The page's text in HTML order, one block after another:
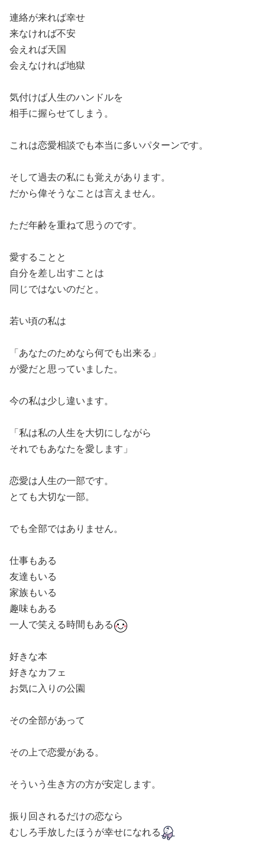
連絡が来れば幸せ
来なければ不安
会えれば天国
会えなければ地獄
気付けば人生のハンドルを
相手に握らせてしまう。
これは恋愛相談でも本当に多いパターンです。
そして過去の私にも覚えがあります。
だから偉そうなことは言えません。
ただ年齢を重ねて思うのです。
愛することと
自分を差し出すことは
同じではないのだと。
若い頃の私は
「あなたのためなら何でも出来る」
が愛だと思っていました。
今の私は少し違います。
「私は私の人生を大切にしながら
それでもあなたを愛します」
恋愛は人生の一部です。
とても大切な一部。
でも全部ではありません。
仕事もある
友達もいる
家族もいる
趣味もある
一人で笑える時間もある
好きな本
好きなカフェ
お気に入りの公園
その全部があって
その上で恋愛がある。
そういう生き方の方が安定します。
振り回されるだけの恋なら
むしろ手放したほうが幸せになれる